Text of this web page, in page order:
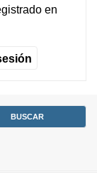
en